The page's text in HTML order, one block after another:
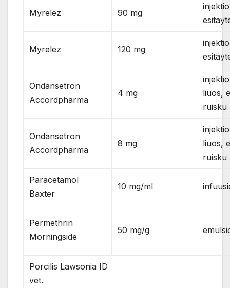
Myrelez 90 mg
Myrelez 120 mg
Ondansetron
Accordpharma
4 mg
liuos,
ruisku
Ondansetron
Accordpharma
8 mg
liuos,
ruisku
Paracetamol
Baxter
10 mg/ml
Permethrin
Morningside
50 mg/g
Porcilis Lawsonia ID